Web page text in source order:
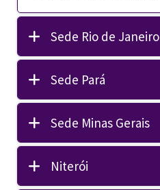
Sede Rio de Janeiro
Sede Pará
Sede Minas Gerais
Niterói